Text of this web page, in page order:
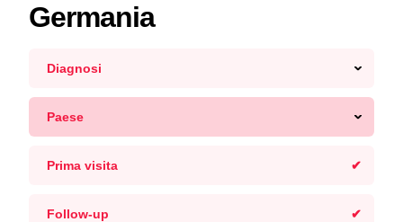
Germania
Diagnosi
Paese
Prima visita
Follow-up